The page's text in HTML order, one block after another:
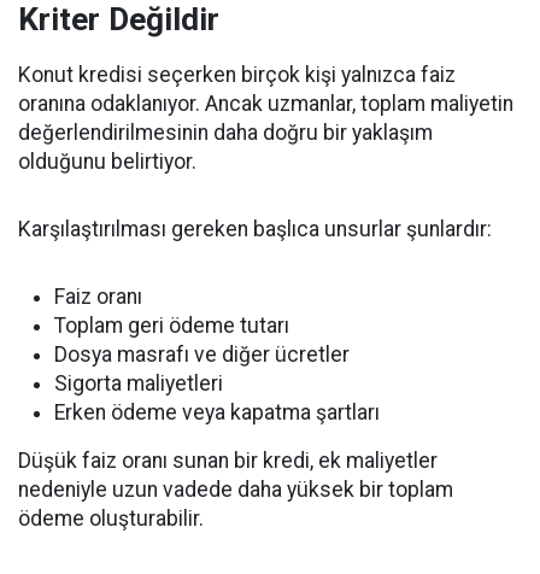
Kriter Değildir
Konut kredisi seçerken birçok kişi yalnızca faiz
oranına odaklanıyor. Ancak uzmanlar, toplam maliyetin
değerlendirilmesinin daha doğru bir yaklaşım
olduğunu belirtiyor.
Karşılaştırılması gereken başlıca unsurlar şunlardır:
Faiz oranı
Toplam geri ödeme tutarı
Dosya masrafı ve diğer ücretler
Sigorta maliyetleri
Erken ödeme veya kapatma şartları
Düşük faiz oranı sunan bir kredi, ek maliyetler
nedeniyle uzun vadede daha yüksek bir toplam
ödeme oluşturabilir.